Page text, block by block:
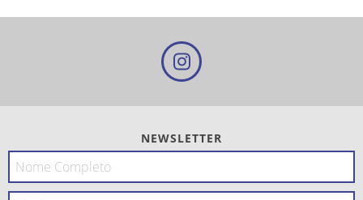
NEWSLETTER